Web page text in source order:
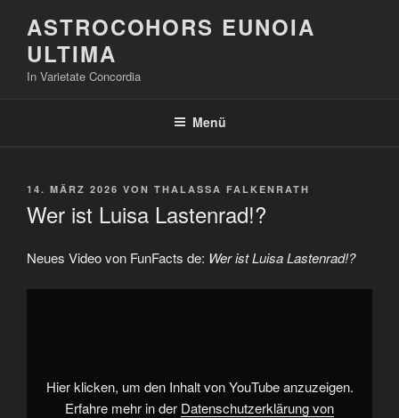
Inhalt
springen
ASTROCOHORS EUNOIA
ULTIMA
In Varietate Concordia
Menü
VERÖFFENTLICHT
14. MÄRZ 2026 VON THALASSA FALKENRATH
Wer ist Luisa Lastenrad!?
Neues Video von FunFacts de: Wer ist Luisa Lastenrad!?
„Wer
Hier klicken, um den Inhalt von YouTube anzuzeigen.
Erfahre mehr in der Datenschutzerklärung von